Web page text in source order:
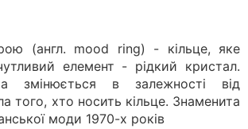
(англ. mood ring) - кільце, яке
елемент - рідкий кристал.
змінюється в залежності від
того, хто носить кільце. Знаменита
моди 1970-х років